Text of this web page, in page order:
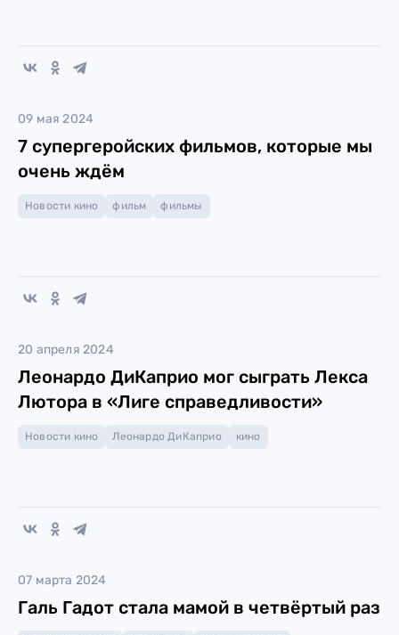
09 мая 2024
7 супергеройских фильмов, которые мы
очень ждём
Новости кино фильм фильмы
20 апреля 2024
Леонардо ДиКаприо мог сыграть Лекса
Лютора в «Лиге справедливости»
Новости кино Леонардо ДиКаприо кино
07 марта 2024
Галь Гадот стала мамой в четвёртый раз